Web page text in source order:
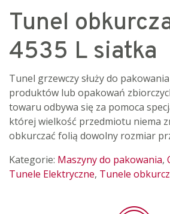
Tunel
4535 L siatka
Tunel grzewczy służy do
produktów lub opakowań
towaru odbywa się za pomoca
której wielkość przedmiotu niema
obkurczać folią dowolny rozmiar
Kategorie: Maszyny do pakowania,
Tunele Elektryczne, Tunele